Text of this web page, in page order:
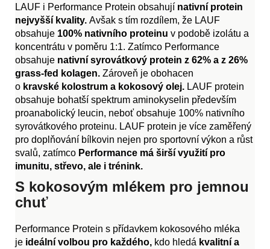
LAUF i Performance Protein obsahují nativní protein
nejvyšší kvality. Avšak s tím rozdílem, že LAUF
obsahuje 100% nativního proteinu v podobě izolátu a
koncentrátu v poměru 1:1. Zatímco Performance
obsahuje nativní syrovátkový protein z 62% a z 26%
grass-fed kolagen. Zároveň je obohacen
o kravské kolostrum a kokosový olej. LAUF protein
obsahuje bohatší spektrum aminokyselin především
proanabolický leucin, neboť obsahuje 100% nativního
syrovátkového proteinu. LAUF protein je více zaměřený
pro doplňování bílkovin nejen pro sportovní výkon a růst
svalů, zatímco Performance má širší využití pro
imunitu, střevo, ale i trénink.
S kokosovým mlékem pro jemnou
chuť
Performance Protein s přídavkem kokosového mléka
je ideální volbou pro každého, kdo hledá kvalitní a